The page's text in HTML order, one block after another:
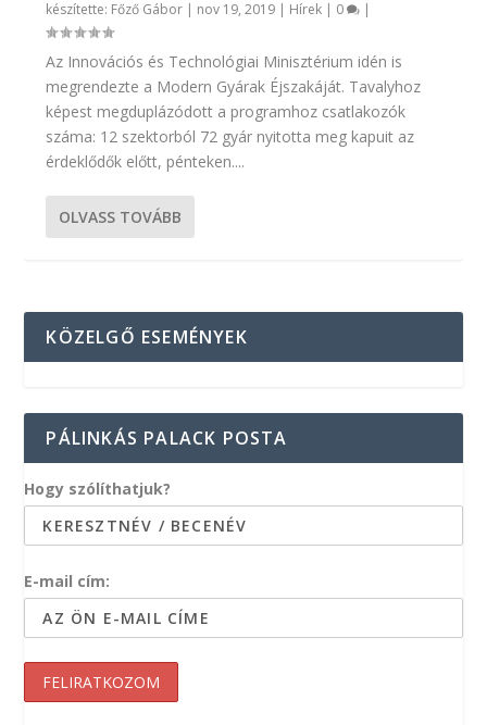
készítette: Főző Gábor | nov 19, 2019 | Hírek | 0 |
Az Innovációs és Technológiai Minisztérium idén is
megrendezte a Modern Gyárak Éjszakáját. Tavalyhoz
képest megduplázódott a programhoz csatlakozók
száma: 12 szektorból 72 gyár nyitotta meg kapuit az
érdeklődők előtt, pénteken....
OLVASS TOVÁBB
KÖZELGŐ ESEMÉNYEK
PÁLINKÁS PALACK POSTA
Hogy szólíthatjuk?
E-mail cím: